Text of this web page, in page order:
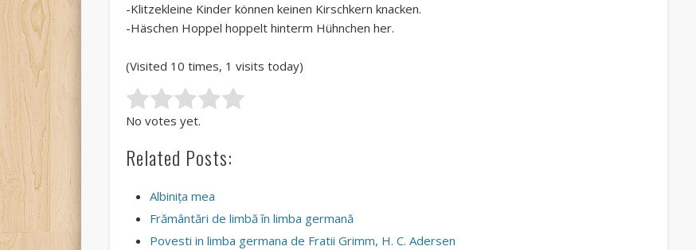
-Klitzekleine Kinder können keinen Kirschkern knacken.
-Häschen Hoppel hoppelt hinterm Hühnchen her.
(Visited 10 times, 1 visits today)
Rate this item:
No votes yet.
Related Posts:
Albiniţa mea
Frământări de limbă în limba germană
Povesti in limba germana de Fratii Grimm, H. C. Adersen